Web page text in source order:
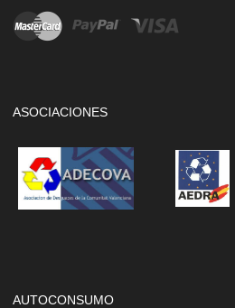
ASOCIACIONES
AUTOCONSUMO